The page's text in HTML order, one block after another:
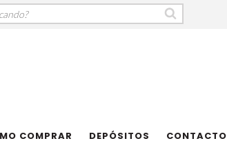
COMPRAR DEPÓSITOS CONTACTO